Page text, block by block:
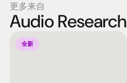
更多来自
Audio Research
全新